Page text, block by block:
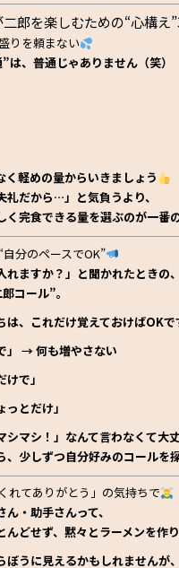
郎を楽しむための“心構え
りを頼まない
は、普通じゃありません（笑）
く軽めの量からいきましょう
礼だから…」と気負うより、
く完食できる量を選ぶのが一番
分のペースでOK”
れますか？」と聞かれたときの、
コール”。
は、これだけ覚えておけばOKで
」 → 何も増やさない
けで」
っとだけ」
シマシ！」なんて言わなくて大
、少しずつ自分好みのコールを
れてありがとう」の気持ちで
・助手さんって、
んどせず、黙々とラーメンを作
ぼうに見えるかもしれませんが、